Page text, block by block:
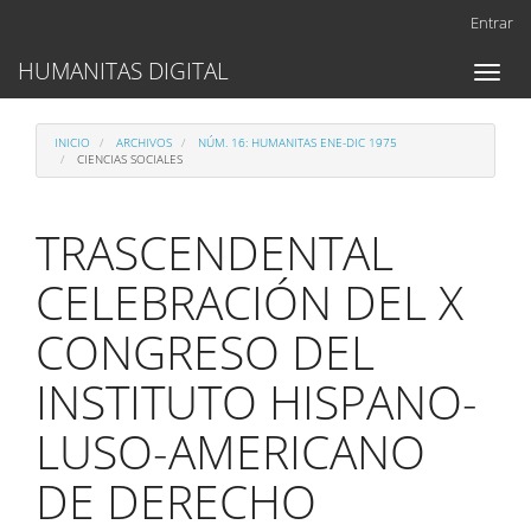
Contenido
principal
lateral
Entrar
Toggle
HUMANITAS DIGITAL
INICIO ARCHIVOS
NÚM. 16: HUMANITAS ENE-DIC 1975
CIENCIAS SOCIALES
TRASCENDENTAL
CELEBRACIÓN DEL X
CONGRESO DEL
INSTITUTO HISPANO-
LUSO-AMERICANO
DE DERECHO